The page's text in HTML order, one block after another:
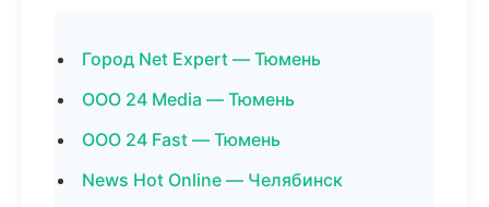
Город Net Expert — Тюмень
ООО 24 Media — Тюмень
ООО 24 Fast — Тюмень
News Hot Online — Челябинск